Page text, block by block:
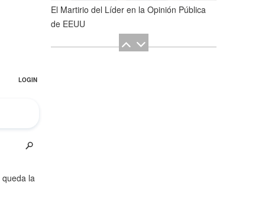
El Martirio del Líder en la Opinión Pública
de EEUU